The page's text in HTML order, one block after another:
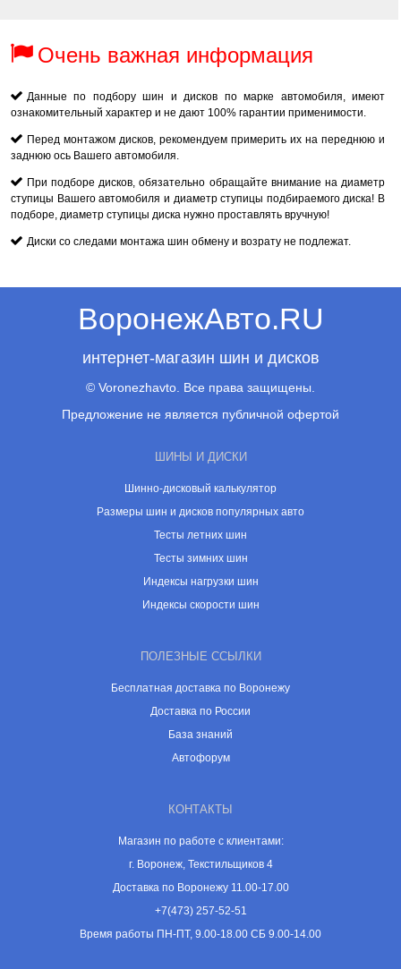
Очень важная информация
Данные по подбору шин и дисков по марке автомобиля, имеют
ознакомительный характер и не дают 100% гарантии применимости.
Перед монтажом дисков, рекомендуем примерить их на переднюю и
заднюю ось Вашего автомобиля.
При подборе дисков, обязательно обращайте внимание на диаметр
ступицы Вашего автомобиля и диаметр ступицы подбираемого диска! В
подборе, диаметр ступицы диска нужно проставлять вручную!
Диски со следами монтажа шин обмену и возрату не подлежат.
ВоронежАвто.RU
интернет-магазин шин и дисков
© Voronezhavto. Все права защищены.
Предложение не является публичной офертой
ШИНЫ И ДИСКИ
Шинно-дисковый калькулятор
Размеры шин и дисков популярных авто
Тесты летних шин
Тесты зимних шин
Индексы нагрузки шин
Индексы скорости шин
ПОЛЕЗНЫЕ ССЫЛКИ
Бесплатная доставка по Воронежу
Доставка по России
База знаний
Автофорум
КОНТАКТЫ
Магазин по работе с клиентами:
г. Воронеж, Текстильщиков 4
Доставка по Воронежу 11.00-17.00
+7(473) 257-52-51
Время работы ПН-ПТ, 9.00-18.00 СБ 9.00-14.00